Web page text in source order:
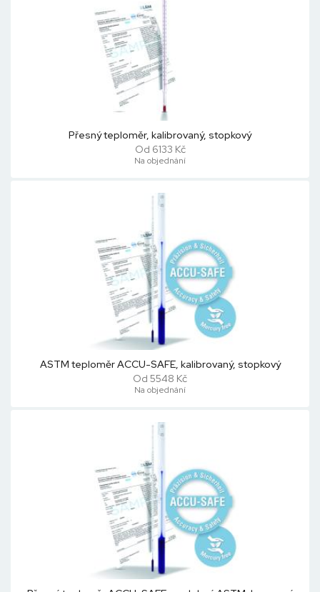
Přesný teploměr, kalibrovaný, stopkový
Od 6133 Kč
Na objednání
ASTM teploměr ACCU-SAFE, kalibrovaný, stopkový
Od 5548 Kč
Na objednání